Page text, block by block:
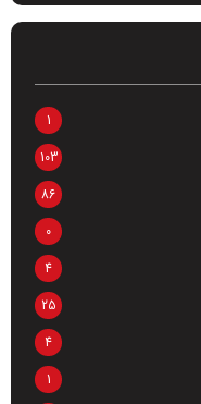
1
103
86
0
4
25
4
1